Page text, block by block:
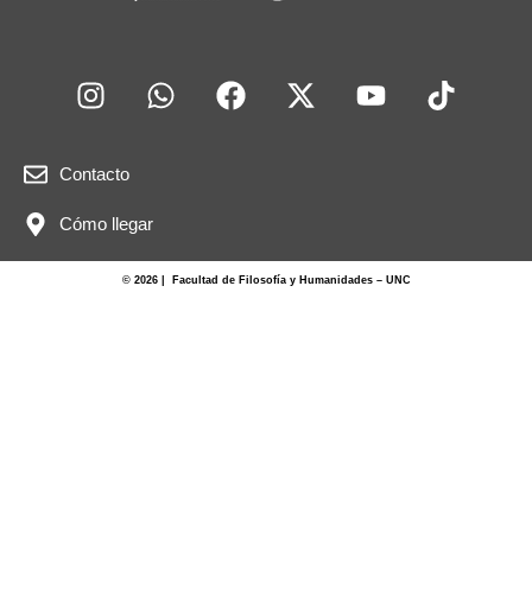
Contacto
Cómo llegar
© 2026 | Facultad de Filosofía y Humanidades – UNC